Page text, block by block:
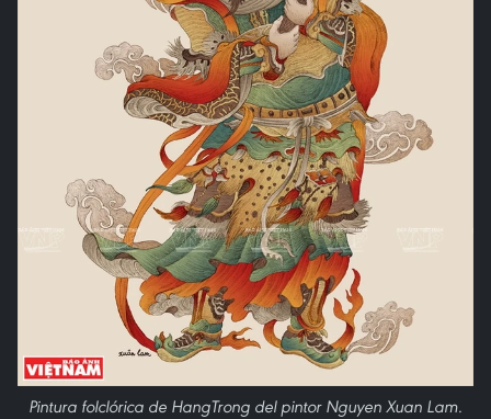
Pintura folclórica de HangTrong del pintor Nguyen Xuan Lam.